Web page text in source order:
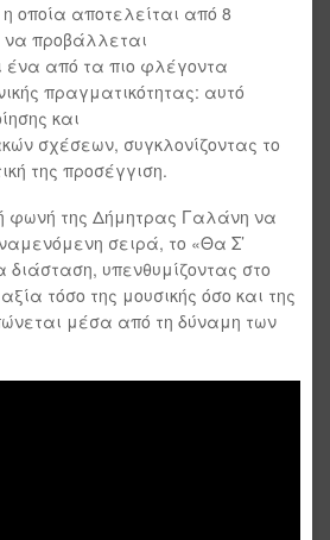
οποία αποτελείται από 8
να προβάλλεται
ένα από τα πιο φλέγοντα
πραγματικότητας: αυτό
και
σχέσεων, συγκλονίζοντας το
της προσέγγιση.
φωνή της Δήμητρας Γαλάνη να
σειρά, το «Θα Σ’
υπενθυμίζοντας στο
τόσο της μουσικής όσο και της
μέσα από τη δύναμη των